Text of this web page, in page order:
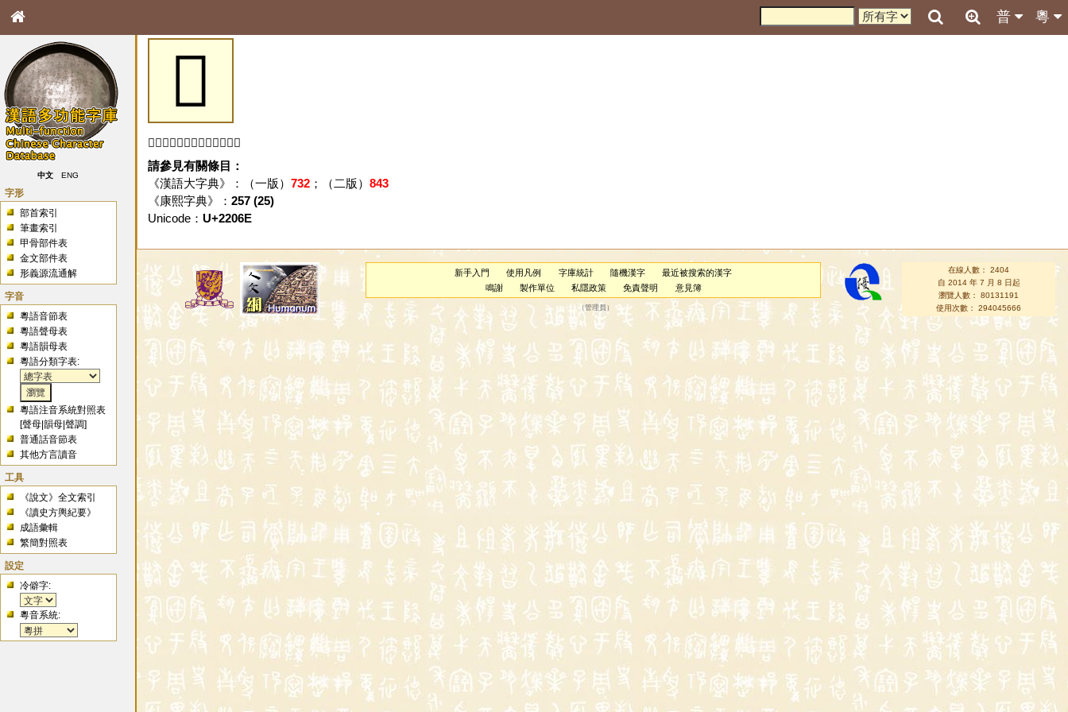
粵
普
中文 ENG
字形
部首索引
筆畫索引
甲骨部件表
金文部件表
形義源流通解
字音
粵語音節表
粵語聲母表
粵語韻母表
粵語分類字表:
粵語注音系統對照表
[聲母 |韻母 |聲調]
普通話音節表
其他方言讀音
工具
《說文》全文索引
《讀史方輿紀要》
成語彙輯
繁簡對照表
設定
冷僻字:
粵音系統:
𢁮
「𢁮」字未收錄於本資料庫。
請參見有關條目：
《漢語大字典》：（一版） 732；（二版） 843
《康熙字典》： 257 (25)
Unicode： U+2206E
新手入門 使用凡例 字庫統計 隨機漢字
最近被搜索的漢字
鳴謝
製作單位 私隱政策 免責聲明 意見簿
（管理員 ）
在線人數： 2404
自 2014 年 7 月 8 日起
瀏覽人數： 80131191
使用次數： 294045666